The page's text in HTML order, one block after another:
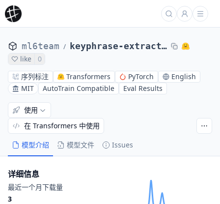
ml6team / keyphrase-extraction-distilbert-inspec
like
0
序列标注
Transformers PyTorch
English
MIT
AutoTrain Compatible Eval Results
模型介绍 模型文件 Issues
使用
在 Transformers 中使用
详细信息
最近一个月下载量
3